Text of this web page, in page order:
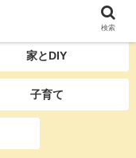
楽しく
家とDIY
子育て
検索